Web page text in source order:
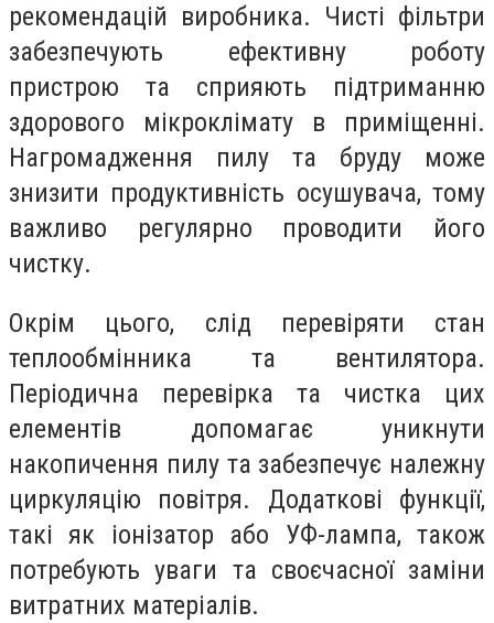
рекомендацій виробника. Чисті фільтри
забезпечують ефективну роботу
пристрою та сприяють підтриманню
здорового мікроклімату в приміщенні.
Нагромадження пилу та бруду може
знизити продуктивність осушувача, тому
важливо регулярно проводити його
чистку.
Окрім цього, слід перевіряти стан
теплообмінника та вентилятора.
Періодична перевірка та чистка цих
елементів допомагає уникнути
накопичення пилу та забезпечує належну
циркуляцію повітря. Додаткові функції,
такі як іонізатор або УФ-лампа, також
потребують уваги та своєчасної заміни
витратних матеріалів.